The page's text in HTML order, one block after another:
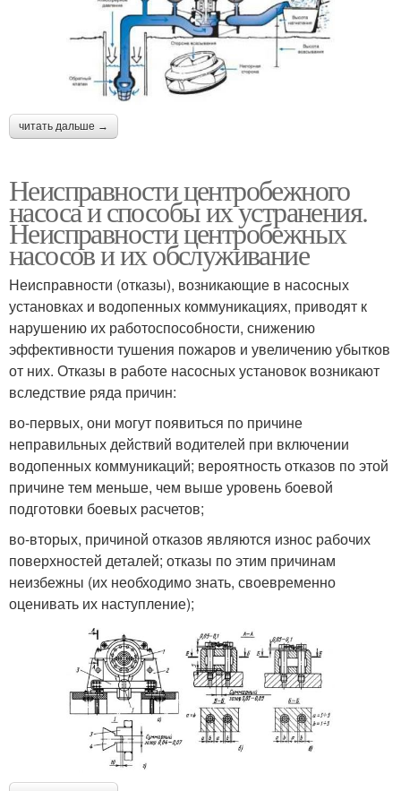
читать дальше →
Неисправности центробежного
насоса и способы их устранения.
Неисправности центробежных
насосов и их обслуживание
Неисправности (отказы), возникающие в насосных
установках и водопенных коммуникациях, приводят к
нарушению их работоспособности, снижению
эффективности тушения пожаров и увеличению убытков
от них. Отказы в работе насосных установок возникают
вследствие ряда причин:
во-первых, они могут появиться по причине
неправильных действий водителей при включении
водопенных коммуникаций; вероятность отказов по этой
причине тем меньше, чем выше уровень боевой
подготовки боевых расчетов;
во-вторых, причиной отказов являются износ рабочих
поверхностей деталей; отказы по этим причинам
неизбежны (их необходимо знать, своевременно
оценивать их наступление);